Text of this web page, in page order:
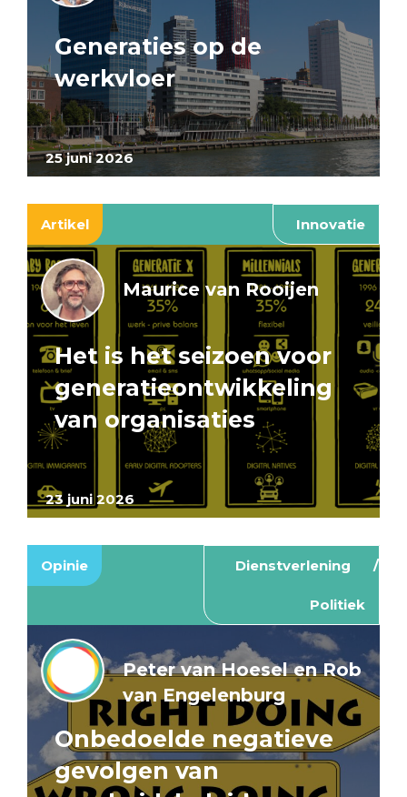
25 juni 2026
Generaties op de
werkvloer
Artikel Innovatie
23 juni 2026
Maurice van Rooijen
Het is het seizoen voor
generatieontwikkeling
van organisaties
Opinie Dienstverlening
Politiek
Peter van Hoesel en Rob
van Engelenburg
Onbedoelde negatieve
gevolgen van